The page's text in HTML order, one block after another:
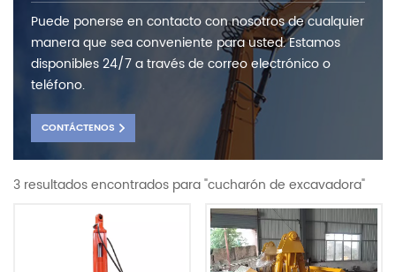
Puede ponerse en contacto con nosotros de cualquier
manera que sea conveniente para usted. Estamos
disponibles 24/7 a través de correo electrónico o
teléfono.
CONTÁCTENOS
3 resultados encontrados para "cucharón de excavadora"